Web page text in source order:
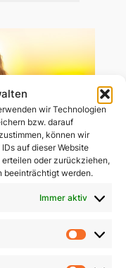
wir Technologien
bzw. darauf
können wir
auf dieser Website
oder zurückziehen,
beeinträchtigt werden.
Immer aktiv